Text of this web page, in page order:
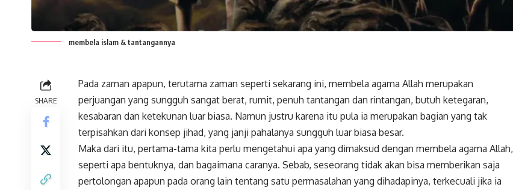
membela islam & tantangannya
SHARE
Pada zaman apapun, terutama zaman seperti sekarang ini, membela agama Allah merupakan
perjuangan yang sungguh sangat berat, rumit, penuh tantangan dan rintangan, butuh ketegaran,
kesabaran dan ketekunan luar biasa. Namun justru karena itu pula ia merupakan bagian yang tak
terpisahkan dari konsep jihad, yang janji pahalanya sungguh luar biasa besar.
Maka dari itu, pertama-tama kita perlu mengetahui apa yang dimaksud dengan membela agama Allah,
seperti apa bentuknya, dan bagaimana caranya. Sebab, seseorang tidak akan bisa memberikan saja
pertolongan apapun pada orang lain tentang satu permasalahan yang dihadapinya, terkecuali jika ia